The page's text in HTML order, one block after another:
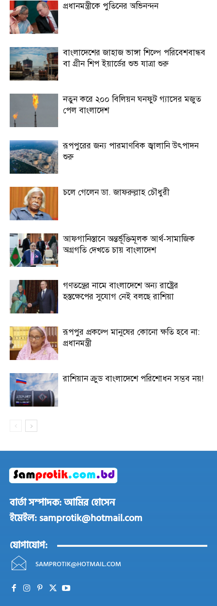
প্রধানমন্ত্রীকে পুতিনের অভিনন্দন
বাংলাদেশের জাহাজ ভাঙ্গা শিল্পে পরিবেশবান্ধব
বা গ্রীন শিপ ইয়ার্ডের শুভ যাত্রা শুরু
নতুন করে ২০০ বিলিয়ন ঘনফুট গ্যাসের মজুত
পেল বাংলাদেশ
রূপপুরের জন্য পারমাণবিক জ্বালানি উৎপাদন
শুরু
চলে গেলেন ডা. জাফরুল্লাহ চৌধুরী
আফগানিস্তানে অন্তর্ভূক্তিমূলক আর্থ-সামাজিক
অগ্রগতি দেখতে চায় বাংলাদেশ
গণতন্ত্রের নামে বাংলাদেশে অন্য রাষ্ট্রের
হস্তক্ষেপের সুযোগ নেই বলছে রাশিয়া
রূপপুর প্রকল্পে মানুষের কোনো ক্ষতি হবে না:
প্রধানমন্ত্রী
রাশিয়ান ক্রুড বাংলাদেশে পরিশোধন সম্ভব নয়!
বার্তা সম্পাদক: আমির হোসেন
ইমেইল: samprotik@hotmail.com
যোগাযোগ:
SAMPROTIK@HOTMAIL.COM